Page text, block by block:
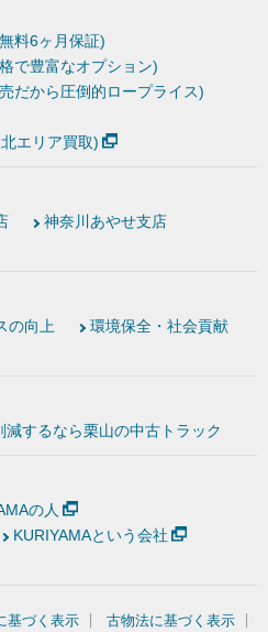
料6ヶ月保証)
で豊富なオプション)
だから圧倒的ロープライス)
エリア買取)
神奈川あやせ支店
の向上
環境保全・社会貢献
減するなら栗山の中古トラック
の人
KURIYAMAという会社
基づく表示 古物法に基づく表示